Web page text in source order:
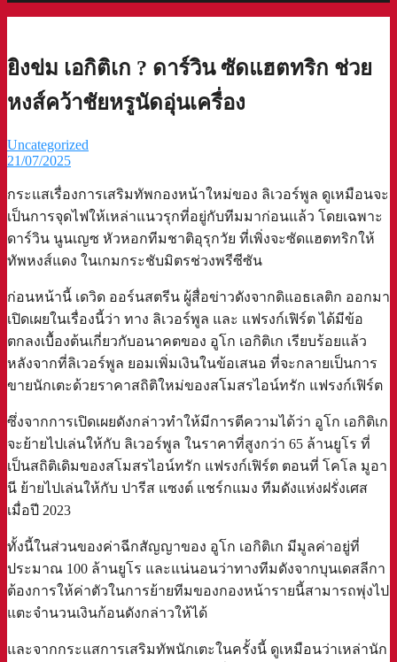
ยิงข่ม เอกิติเก ? ดาร์วิน ซัดแฮตทริก ช่วย
หงส์คว้าชัยหรูนัดอุ่นเครื่อง
Uncategorized
21/07/2025
กระแสเรื่องการเสริมทัพกองหน้าใหม่ของ ลิเวอร์พูล ดูเหมือนจะ
เป็นการจุดไฟให้เหล่าแนวรุกที่อยู่กับทีมมาก่อนแล้ว โดยเฉพาะ
ดาร์วิน นูนเญซ หัวหอกทีมชาติอุรุกวัย ที่เพิ่งจะซัดแฮตทริกให้
ทัพหงส์แดง ในเกมกระชับมิตรช่วงพรีซีซัน
ก่อนหน้านี้ เดวิด ออร์นสตรีน ผู้สื่อข่าวดังจากดิแอธเลติก ออกมา
เปิดเผยในเรื่องนี้ว่า ทาง ลิเวอร์พูล และ แฟรงก์เฟิร์ต ได้มีข้อ
ตกลงเบื้องต้นเกี่ยวกับอนาคตของ อูโก เอกิติเก เรียบร้อยแล้ว
หลังจากที่ลิเวอร์พูล ยอมเพิ่มเงินในข้อเสนอ ที่จะกลายเป็นการ
ขายนักเตะด้วยราคาสถิติใหม่ของสโมสรไอน์ทรัก แฟรงก์เฟิร์ต
ซึ่งจากการเปิดเผยดังกล่าวทำให้มีการตีความได้ว่า อูโก เอกิติเก
จะย้ายไปเล่นให้กับ ลิเวอร์พูล ในราคาที่สูงกว่า 65 ล้านยูโร ที่
เป็นสถิติเดิมของสโมสรไอน์ทรัก แฟรงก์เฟิร์ต ตอนที่ โคโล มูอา
นี ย้ายไปเล่นให้กับ ปารีส แซงต์ แชร์กแมง ทีมดังแห่งฝรั่งเศส
เมื่อปี 2023
ทั้งนี้ในส่วนของค่าฉีกสัญญาของ อูโก เอกิติเก มีมูลค่าอยู่ที่
ประมาณ 100 ล้านยูโร และแน่นอนว่าทางทีมดังจากบุนเดสลีกา
ต้องการให้ค่าตัวในการย้ายทีมของกองหน้ารายนี้สามารถพุ่งไป
แตะจำนวนเงินก้อนดังกล่าวให้ได้
และจากกระแสการเสริมทัพนักเตะในครั้งนี้ ดูเหมือนว่าเหล่านัก